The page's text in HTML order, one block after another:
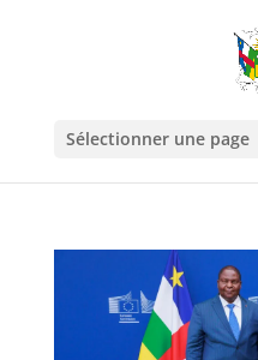
Sélectionner une page